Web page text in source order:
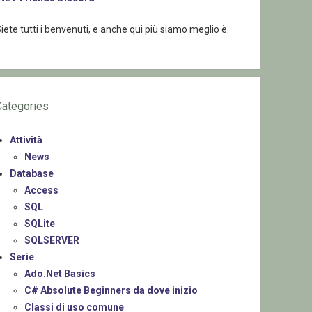
tutti i benvenuti, e anche qui più siamo meglio è.
Attività
News
Database
Access
SQL
SQLite
SQLSERVER
Serie
Ado.Net Basics
C# Absolute Beginners da dove inizio
Classi di uso comune